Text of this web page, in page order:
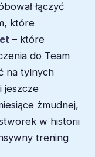
łączyć
które
– które
do Team
na tylnych
jeszcze
żmudnej,
w historii
trening